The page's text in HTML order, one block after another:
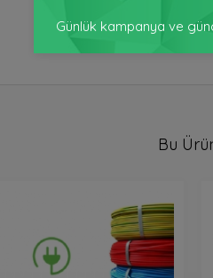
Günlük kampanya ve
Bu